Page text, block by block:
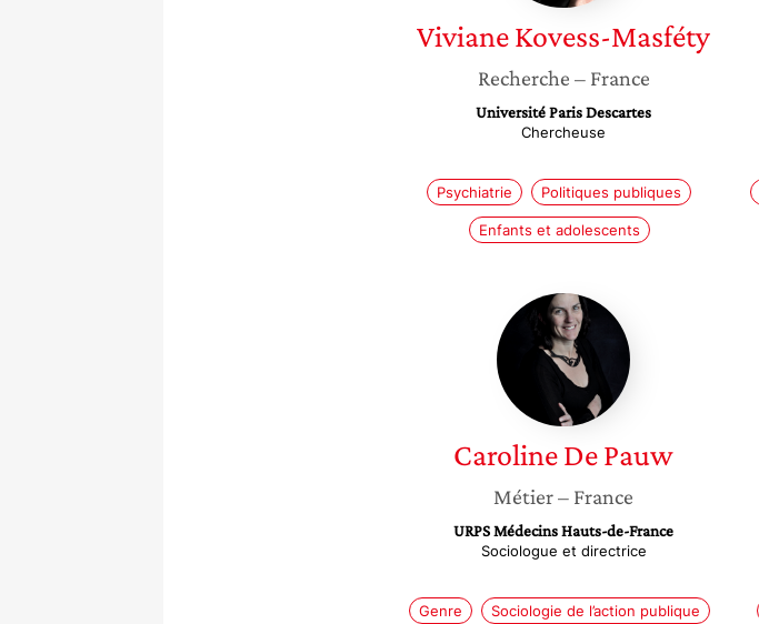
VivianeKovess-Masféty
Recherche – France
Université Paris Descartes
Chercheuse
Psychiatrie Politiques publiques
Enfants et adolescents
Caroline
De
Pauw
CarolineDe Pauw
Métier– France
URPS Médecins Hauts-de-France
Sociologue et directrice
Genre Sociologie de l’action publique